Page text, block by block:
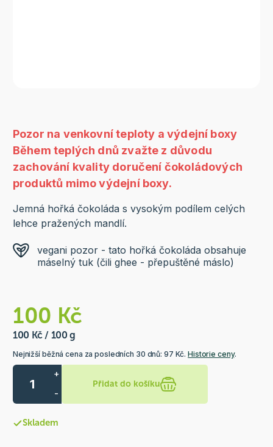
Pozor na venkovní teploty a výdejní boxy
Během teplých dnů zvažte z důvodu
zachování kvality doručení čokoládových
produktů mimo výdejní boxy.
Jemná hořká čokoláda s vysokým podílem celých
lehce pražených mandlí.
vegani pozor - tato hořká čokoláda obsahuje
máselný tuk (čili ghee - přepuštěné máslo)
100 Kč
100 Kč / 100 g
Nejnižší běžná cena za posledních 30 dnů: 97 Kč.Historie ceny.
+
-
Přidat do košíku
Skladem